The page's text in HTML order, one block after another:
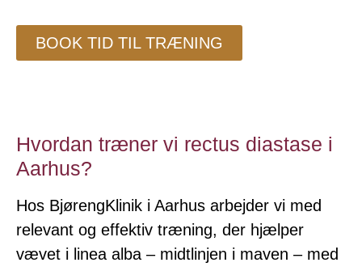
BOOK TID TIL TRÆNING
Hvordan træner vi rectus diastase i
Aarhus?
Hos BjørengKlinik i Aarhus arbejder vi med
relevant og effektiv træning, der hjælper
vævet i linea alba – midtlinjen i maven – med